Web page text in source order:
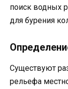
поиск водных
для бурения
Существуют
рельефа